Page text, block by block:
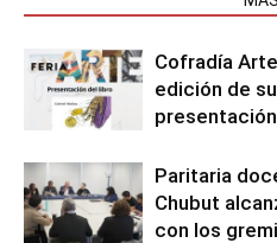
Cofradía
edición de
Paritaria
Chubut
con los